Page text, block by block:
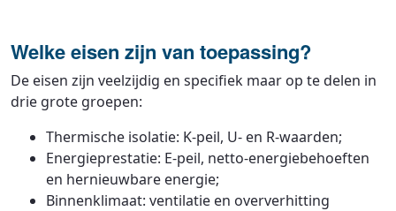
Welke eisen zijn van toepassing?
De eisen zijn veelzijdig en specifiek maar op te delen in
drie grote groepen:
Thermische isolatie: K-peil, U- en R-waarden;
Energieprestatie: E-peil, netto-energiebehoeften
en hernieuwbare energie;
Binnenklimaat: ventilatie en oververhitting